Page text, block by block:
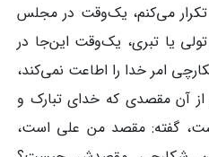
می‌کنم، یک‌وقت در مجلس
یا تبری، یک‌وقت این‌جا در
امر خدا را اطاعت نمی‌کند،
آن مقصدی که خدای تبارک و
گفته: مقصد من علی است،